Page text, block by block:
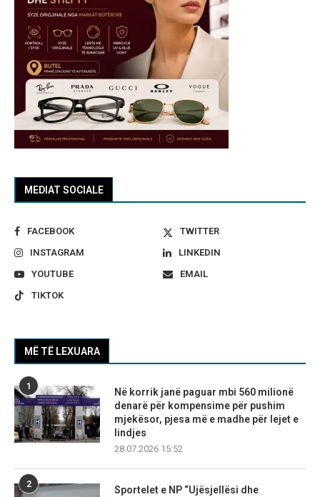
MEDIAT SOCIALE
FACEBOOK
TWITTER
INSTAGRAM
LINKEDIN
YOUTUBE
EMAIL
TIKTOK
MË TË LEXUARA
1
Në korrik janë paguar mbi 560 milionë
denarë për kompensime për pushim
mjekësor, pjesa më e madhe për lejet e
lindjes
28.07.2026 15:52
2
Sportelet e NP “Ujësjellësi dhe